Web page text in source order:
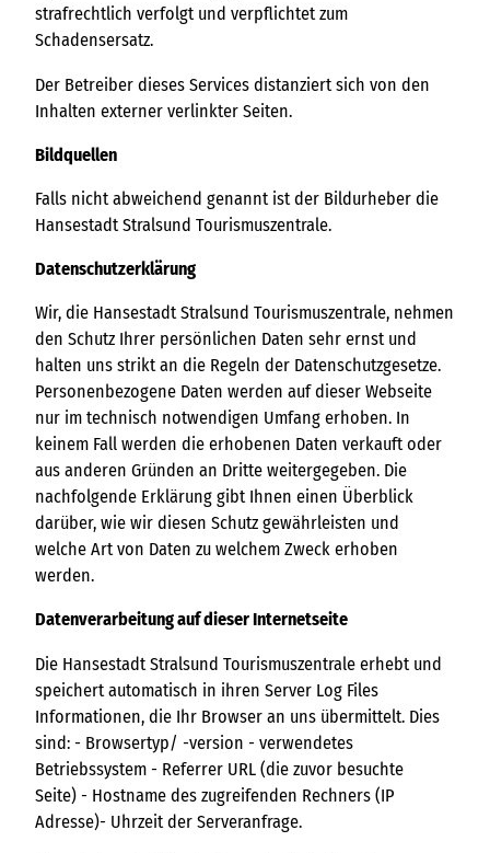
strafrechtlich verfolgt und verpflichtet zum
Schadensersatz.
Der Betreiber dieses Services distanziert sich von den
Inhalten externer verlinkter Seiten.
Bildquellen
Falls nicht abweichend genannt ist der Bildurheber die
Hansestadt Stralsund Tourismuszentrale.
Datenschutzerklärung
Wir, die Hansestadt Stralsund Tourismuszentrale, nehmen
den Schutz Ihrer persönlichen Daten sehr ernst und
halten uns strikt an die Regeln der Datenschutzgesetze.
Personenbezogene Daten werden auf dieser Webseite
nur im technisch notwendigen Umfang erhoben. In
keinem Fall werden die erhobenen Daten verkauft oder
aus anderen Gründen an Dritte weitergegeben. Die
nachfolgende Erklärung gibt Ihnen einen Überblick
darüber, wie wir diesen Schutz gewährleisten und
welche Art von Daten zu welchem Zweck erhoben
werden.
Datenverarbeitung auf dieser Internetseite
Die Hansestadt Stralsund Tourismuszentrale erhebt und
speichert automatisch in ihren Server Log Files
Informationen, die Ihr Browser an uns übermittelt. Dies
sind: - Browsertyp/ -version - verwendetes
Betriebssystem - Referrer URL (die zuvor besuchte
Seite) - Hostname des zugreifenden Rechners (IP
Adresse)- Uhrzeit der Serveranfrage.